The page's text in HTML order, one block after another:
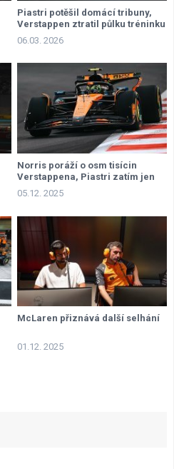
Piastri potěšil domácí tribuny,
Verstappen ztratil půlku tréninku
06.03. 2026
Norris poráží o osm tisícin
Verstappena, Piastri zatím jen
přihlíží
05.12. 2025
McLaren přiznává další selhání
01.12. 2025